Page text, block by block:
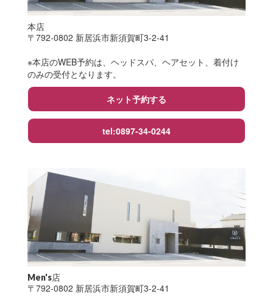
本店
〒792-0802 新居浜市新須賀町3-2-41
※本店のWEB予約は、ヘッドスパ、ヘアセット、着付け
のみの受付となります。
ネット予約する
tel:0897-34-0244
Men's店
〒792-0802 新居浜市新須賀町3-2-41